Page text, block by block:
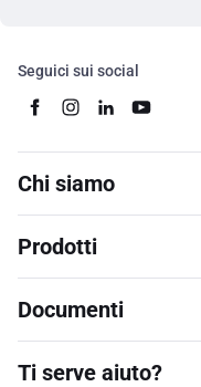
Seguici sui social
Chi siamo
Prodotti
Documenti
Ti serve aiuto?